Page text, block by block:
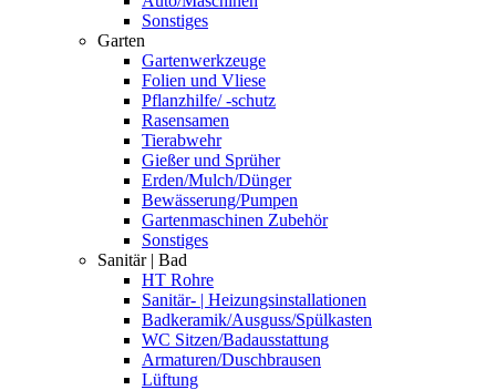
Sonstiges
Garten
Gartenwerkzeuge
Folien und Vliese
Pflanzhilfe/ -schutz
Rasensamen
Tierabwehr
Gießer und Sprüher
Erden/Mulch/Dünger
Bewässerung/Pumpen
Gartenmaschinen Zubehör
Sonstiges
Sanitär | Bad
HT Rohre
Sanitär- | Heizungsinstallationen
Badkeramik/Ausguss/Spülkasten
WC Sitzen/Badausstattung
Armaturen/Duschbrausen
Lüftung